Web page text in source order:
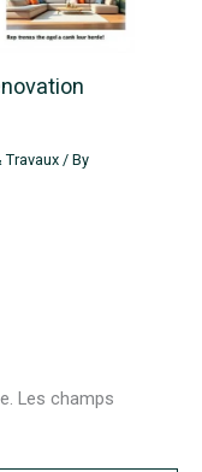
Travaux/ By
Les champs